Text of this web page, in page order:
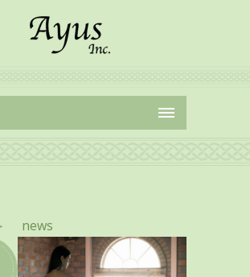
news